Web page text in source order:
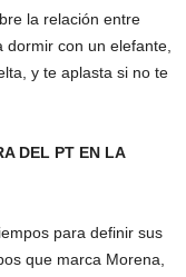
la relación entre
dormir con un elefante,
y te aplasta si no te
DEL PT EN LA
para definir sus
que marca Morena,